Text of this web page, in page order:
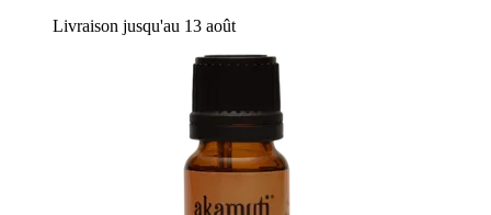
Livraison jusqu'au 13 août